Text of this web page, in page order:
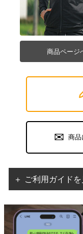
商品ページ
商品
＋ ご利用ガイドを